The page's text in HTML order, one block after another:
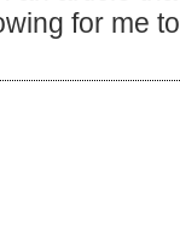
for me